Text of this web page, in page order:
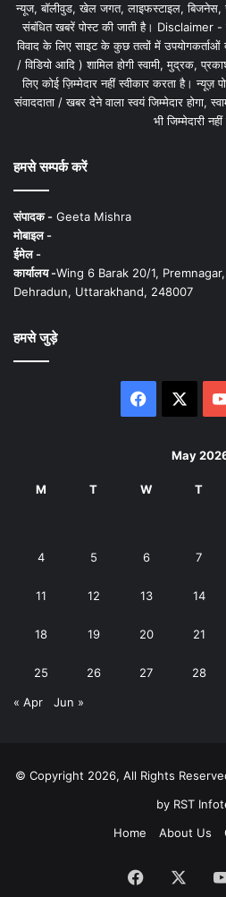
न्यूज, बॉलीवुड, खेल जगत, लाइफस्टाइल, बिजनेस,
संबंधित खबरें पोस्ट की जाती है। Disclaimer -
विवाद के लिए साइट के कुछ तत्वों में उपयोगकर्ताओं
/ विडियो आदि ) शामिल होगी स्वामी, मुद्रक,
लिए कोई ज़िम्मेदार नहीं स्वीकार करता है। न्यूज़
संवाददाता / खबर देने वाला स्वयं जिम्मेदार होगा,
भी जिम्मेदारी नहीं
हमसे सम्पर्क करें
संपादक - Geeta Mishra
मोबाइल -
ईमेल -
कार्यालय -Wing 6 Barak 20/1,
Dehradun, Uttarakhand, 248007
हमसे जुड़े
Facebook
May
M T W T
4 5 6 7
11 12 13 14
18 19 20 21
25 26 27 28
« Apr Jun »
© Copyright 2026, All Rights
byRST
Home
About Us
Facebook